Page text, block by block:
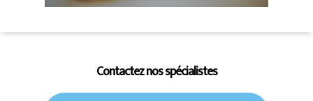
Contactez nos spécialistes